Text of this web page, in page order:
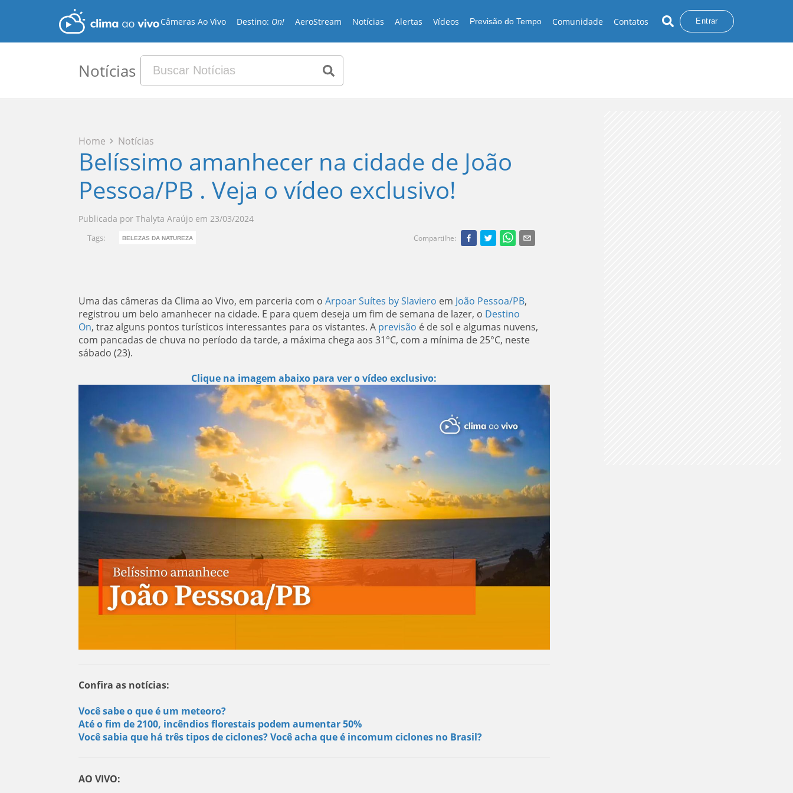
Câmeras Ao Vivo Destino: On! AeroStream Notícias Alertas Vídeos Previsão do Tempo Comunidade Contatos Entrar
Notícias
Home Notícias
Belíssimo amanhecer na cidade de João
Pessoa/PB . Veja o vídeo exclusivo!
Publicada por Thalyta Araújo em 23/03/2024
Tags: BELEZAS DA NATUREZA Compartilhe:
Uma das câmeras da Clima ao Vivo, em parceria com o Arpoar Suítes by Slaviero em João Pessoa/PB,
registrou um belo amanhecer na cidade. E para quem deseja um fim de semana de lazer, o Destino
On, traz alguns pontos turísticos interessantes para os vistantes. A previsão é de sol e algumas nuvens,
com pancadas de chuva no período da tarde, a máxima chega aos 31°C, com a mínima de 25°C, neste
sábado (23).
Clique na imagem abaixo para ver o vídeo exclusivo:
Confira as notícias:
Você sabe o que é um meteoro?
Até o fim de 2100, incêndios florestais podem aumentar 50%
Você sabia que há três tipos de ciclones? Você acha que é incomum ciclones no Brasil?
AO VIVO: